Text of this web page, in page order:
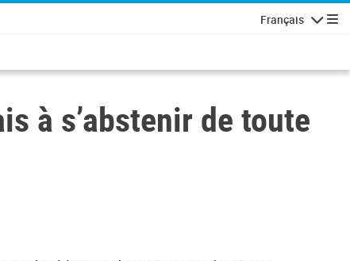
Français
à s’abstenir de toute